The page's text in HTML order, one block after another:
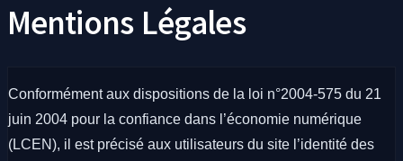
Mentions Légales
Conformément aux dispositions de la loi n°2004-575 du 21
juin 2004 pour la confiance dans l’économie numérique
(LCEN), il est précisé aux utilisateurs du site l’identité des